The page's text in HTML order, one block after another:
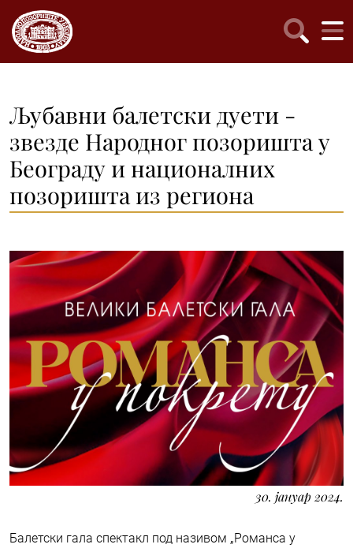
Љубавни балетски дуети -
звезде Народног позоришта у
Београду и националних
позоришта из региона
30. јануар 2024.
Балетски гала спектакл под називом „Романса у